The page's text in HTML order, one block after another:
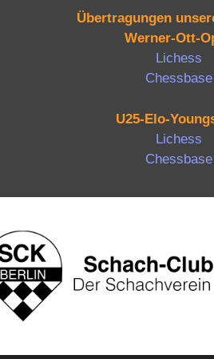
Übertragungen
Werner-Ott-
Lichess
Chessbase
U25-Elo-
Lichess
Chessbase